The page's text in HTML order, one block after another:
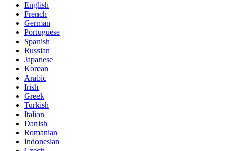
English
French
German
Portuguese
Spanish
Russian
Japanese
Korean
Arabic
Irish
Greek
Turkish
Italian
Danish
Romanian
Indonesian